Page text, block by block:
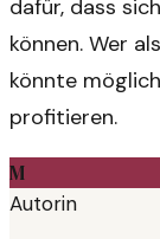
dafür, dass
können. Wer
könnte
profitieren.
M
Autorin